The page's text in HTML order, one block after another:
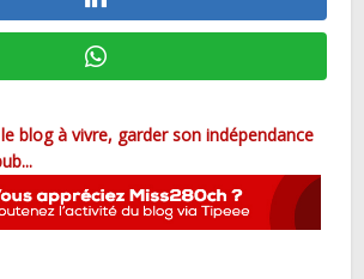
blog à vivre, garder son indépendance